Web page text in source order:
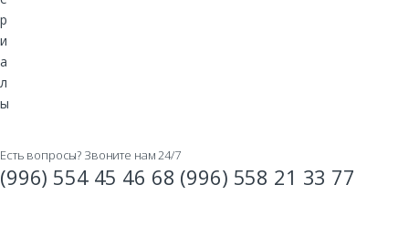
Есть вопросы? Звоните нам 24/7
(996) 554 45 46 68 (996) 558 21 33 77